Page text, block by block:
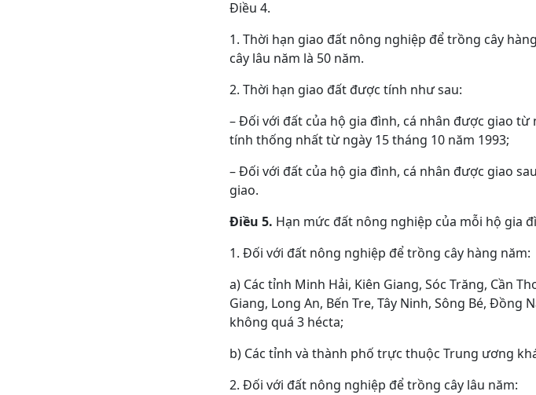
Điều 4.
1. Thời hạn giao đất nông nghiệp để trồng cây
cây lâu năm là 50 năm.
2. Thời hạn giao đất được tính như sau:
– Đối với đất của hộ gia đình, cá nhân được giao
tính thống nhất từ ngày 15 tháng 10 năm 1993;
– Đối với đất của hộ gia đình, cá nhân được giao
giao.
Điều 5. Hạn mức đất nông nghiệp của mỗi hộ gia
1. Đối với đất nông nghiệp để trồng cây hàng năm:
a) Các tỉnh Minh Hải, Kiên Giang, Sóc Trăng, Cần
Giang, Long An, Bến Tre, Tây Ninh, Sông Bé, Đồng
không quá 3 hécta;
b) Các tỉnh và thành phố trực thuộc Trung ương
2. Đối với đất nông nghiệp để trồng cây lâu năm: